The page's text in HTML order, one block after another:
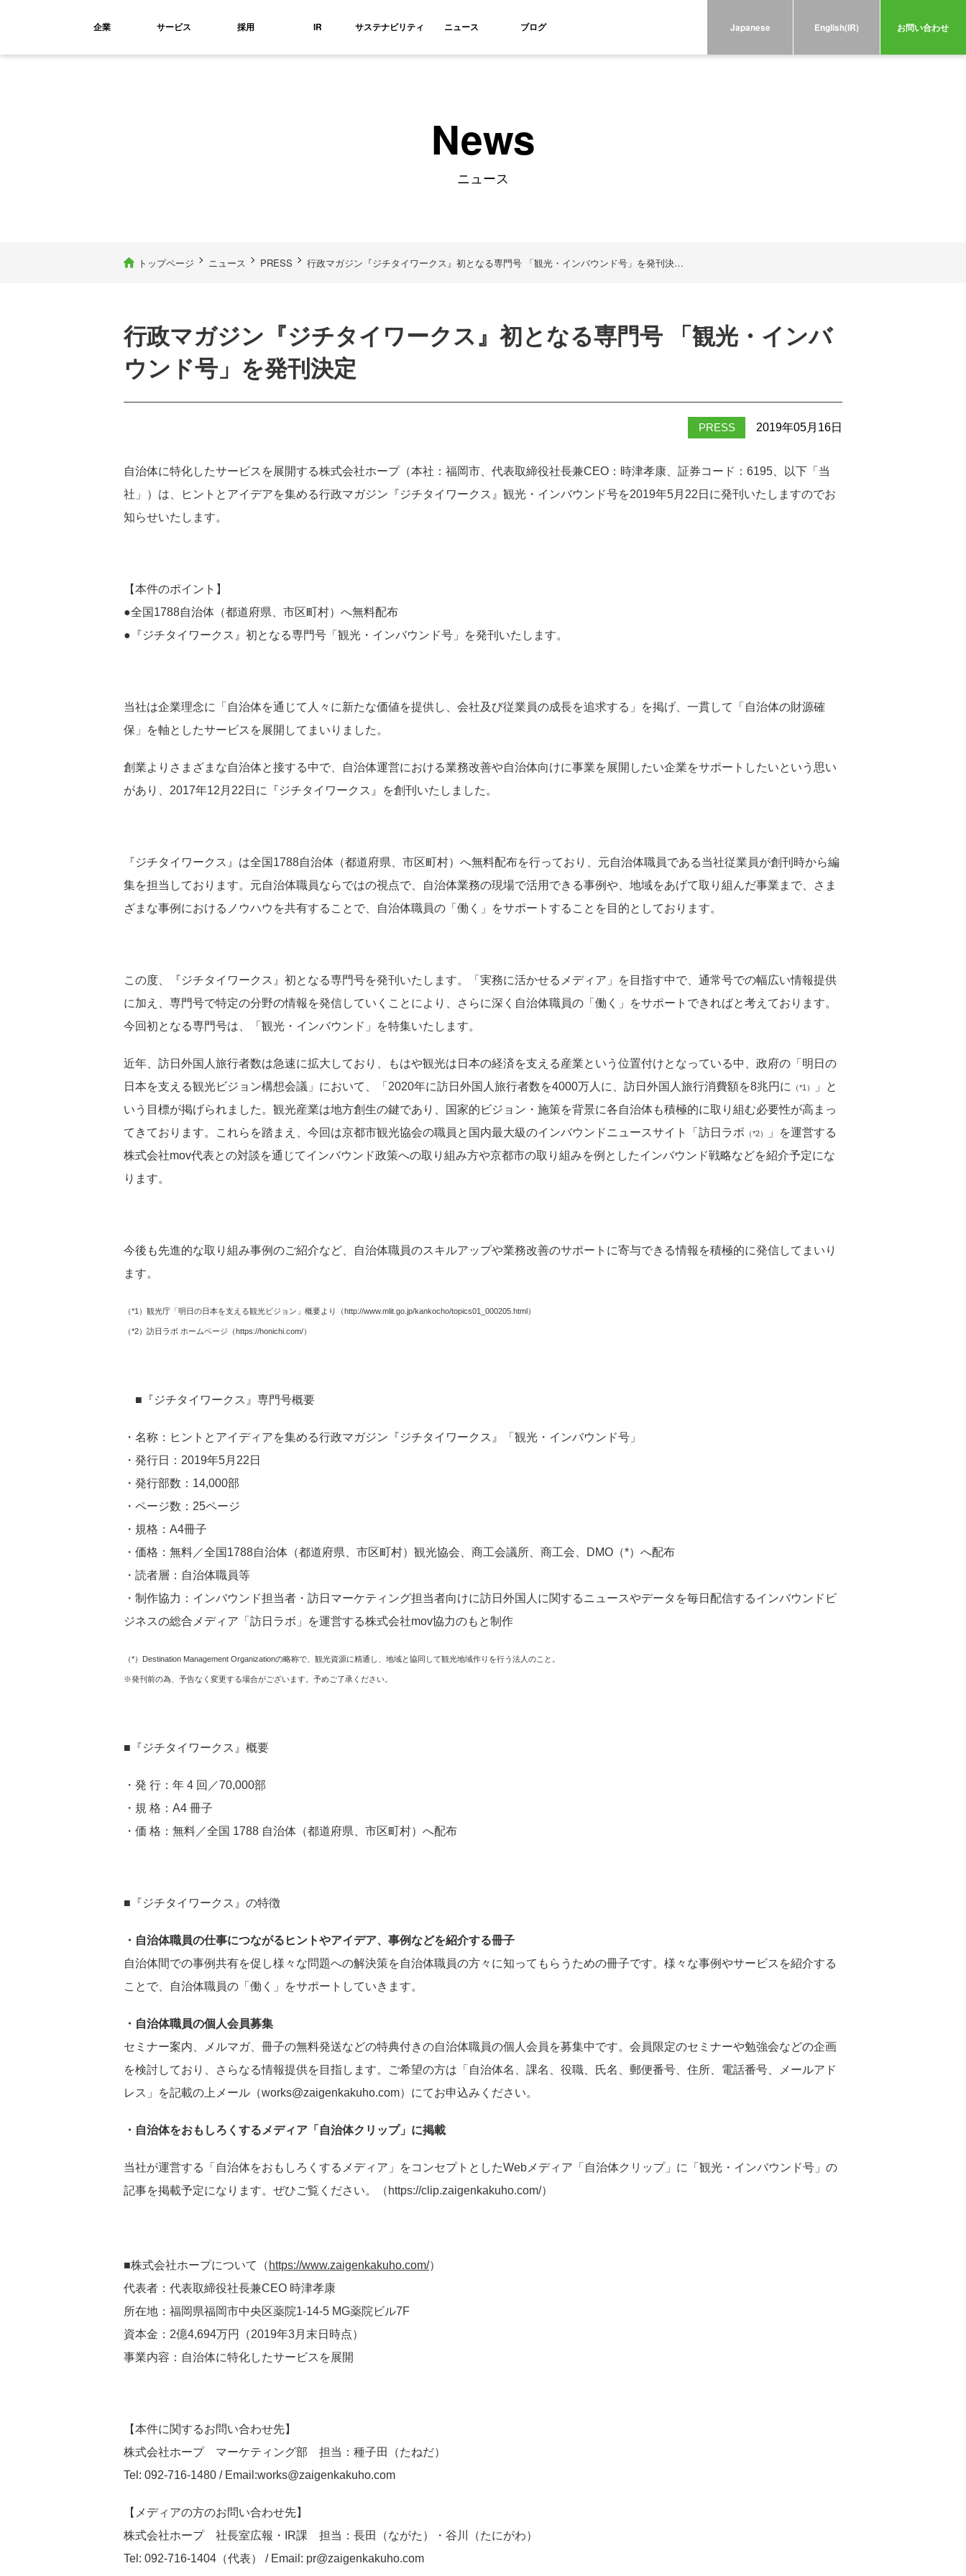
企業 サービス 採用 IR サステナビリティ ニュース ブログ Japanese English(IR) お問い合わせ
News
ニュース
トップページ ニュース PRESS 行政マガジン『ジチタイワークス』初となる専門号 「観光・インバウンド号」を発刊決…
行政マガジン『ジチタイワークス』初となる専門号 「観光・インバ
ウンド号」を発刊決定
PRESS 2019年05月16日
自治体に特化したサービスを展開する株式会社ホープ（本社：福岡市、代表取締役社長兼CEO：時津孝康、証券コード：6195、以下「当
社」）は、ヒントとアイデアを集める行政マガジン『ジチタイワークス』観光・インバウンド号を2019年5月22日に発刊いたしますのでお
知らせいたします。
【本件のポイント】
●全国1788自治体（都道府県、市区町村）へ無料配布
●『ジチタイワークス』初となる専門号「観光・インバウンド号」を発刊いたします。
当社は企業理念に「自治体を通じて人々に新たな価値を提供し、会社及び従業員の成長を追求する」を掲げ、一貫して「自治体の財源確
保」を軸としたサービスを展開してまいりました。
創業よりさまざまな自治体と接する中で、自治体運営における業務改善や自治体向けに事業を展開したい企業をサポートしたいという思い
があり、2017年12月22日に『ジチタイワークス』を創刊いたしました。
『ジチタイワークス』は全国1788自治体（都道府県、市区町村）へ無料配布を行っており、元自治体職員である当社従業員が創刊時から編
集を担当しております。元自治体職員ならではの視点で、自治体業務の現場で活用できる事例や、地域をあげて取り組んだ事業まで、さま
ざまな事例におけるノウハウを共有することで、自治体職員の「働く」をサポートすることを目的としております。
この度、『ジチタイワークス』初となる専門号を発刊いたします。「実務に活かせるメディア」を目指す中で、通常号での幅広い情報提供
に加え、専門号で特定の分野の情報を発信していくことにより、さらに深く自治体職員の「働く」をサポートできればと考えております。
今回初となる専門号は、「観光・インバウンド」を特集いたします。
近年、訪日外国人旅行者数は急速に拡大しており、もはや観光は日本の経済を支える産業という位置付けとなっている中、政府の「明日の
日本を支える観光ビジョン構想会議」において、「2020年に訪日外国人旅行者数を4000万人に、訪日外国人旅行消費額を8兆円に
（*1）
」と
いう目標が掲げられました。観光産業は地方創生の鍵であり、国家的ビジョン・施策を背景に各自治体も積極的に取り組む必要性が高まっ
てきております。これらを踏まえ、今回は京都市観光協会の職員と国内最大級のインバウンドニュースサイト「訪日ラボ （*2）
」を運営する
株式会社mov代表との対談を通じてインバウンド政策への取り組み方や京都市の取り組みを例としたインバウンド戦略などを紹介予定にな
ります。
今後も先進的な取り組み事例のご紹介など、自治体職員のスキルアップや業務改善のサポートに寄与できる情報を積極的に発信してまいり
ます。
（*1）観光庁「明日の日本を支える観光ビジョン」概要より（http://www.mlit.go.jp/kankocho/topics01_000205.html）
（*2）訪日ラボ ホームページ（https://honichi.com/）
■『ジチタイワークス』専門号概要
・名称：ヒントとアイディアを集める行政マガジン『ジチタイワークス』「観光・インバウンド号」
・発行日：2019年5月22日
・発行部数：14,000部
・ページ数：25ページ
・規格：A4冊子
・価格：無料／全国1788自治体（都道府県、市区町村）観光協会、商工会議所、商工会、DMO（*）へ配布
・読者層：自治体職員等
・制作協力：インバウンド担当者・訪日マーケティング担当者向けに訪日外国人に関するニュースやデータを毎日配信するインバウンドビ
ジネスの総合メディア「訪日ラボ」を運営する株式会社mov協力のもと制作
（*）Destination Management Organizationの略称で、観光資源に精通し、地域と協同して観光地域作りを行う法人のこと。
※発刊前の為、予告なく変更する場合がございます。予めご了承ください。
■『ジチタイワークス』概要
・発 行：年 4 回／70,000部
・規 格：A4 冊子
・価 格：無料／全国 1788 自治体（都道府県、市区町村）へ配布
■『ジチタイワークス』の特徴
・自治体職員の仕事につながるヒントやアイデア、事例などを紹介する冊子
自治体間での事例共有を促し様々な問題への解決策を自治体職員の方々に知ってもらうための冊子です。様々な事例やサービスを紹介する
ことで、自治体職員の「働く」をサポートしていきます。
・自治体職員の個人会員募集
セミナー案内、メルマガ、冊子の無料発送などの特典付きの自治体職員の個人会員を募集中です。会員限定のセミナーや勉強会などの企画
を検討しており、さらなる情報提供を目指します。ご希望の方は「自治体名、課名、役職、氏名、郵便番号、住所、電話番号、メールアド
レス」を記載の上メール（works@zaigenkakuho.com）にてお申込みください。
・自治体をおもしろくするメディア「自治体クリップ」に掲載
当社が運営する「自治体をおもしろくするメディア」をコンセプトとしたWebメディア「自治体クリップ」に「観光・インバウンド号」の
記事を掲載予定になります。ぜひご覧ください。（ https://clip.zaigenkakuho.com/）
■株式会社ホープについて（ https://www.zaigenkakuho.com/）
代表者：代表取締役社長兼CEO 時津孝康
所在地：福岡県福岡市中央区薬院1-14-5 MG薬院ビル7F
資本金：2億4,694万円（2019年3月末日時点）
事業内容：自治体に特化したサービスを展開
【本件に関するお問い合わせ先】
株式会社ホープ マーケティング部 担当：種子田（たねだ）
Tel: 092-716-1480 / Email:works@zaigenkakuho.com
【メディアの方のお問い合わせ先】
株式会社ホープ 社長室広報・IR課 担当：長田（ながた）・谷川（たにがわ）
Tel: 092-716-1404（代表） / Email: pr@zaigenkakuho.com